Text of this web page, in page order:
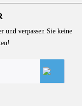
und verpassen Sie keine